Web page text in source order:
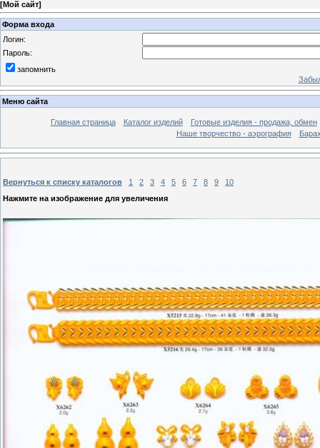
[Мой сайт]
Форма входа
Логин:
Пароль:
запомнить
Меню сайта
Главная страница Каталог изделий
Готовые изделия - продажа, обмен
Наше творчество - аэрография
Вернуться к списку каталогов 1 2 3 4 5 6 7 8 9
10
Нажмите на изображение для увеличения